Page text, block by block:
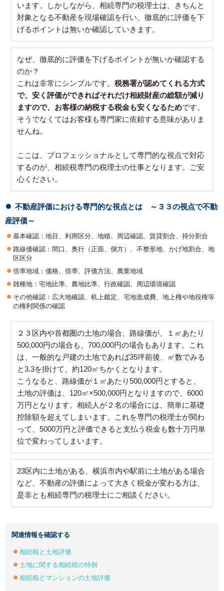
います。しかしながら、相続専門の税理士は、きちんと
対象となる不動産を現場確認を行い、徹底的に評価を下
げるポイントは無いか確認していきます。
なぜ、徹底的に評価を下げるポイントが無いか確認する
のか？
これは非常にシンプルです。 税務署が認めてくれる方式
で、安く評価ができればそれだけ相続財産の総額が減り
ますので、お客様の納税する税金も安くなるためです。
そうでなくてはお客様も専門家に依頼する意味がありま
せんね。
ここは、プロフェッショナルとして専門的な視点で対応
するのが、相続税専門の税理士の仕事となります。ご安
心ください。
不動産評価における専門的な視点とは ～３３の視点で不動
産評価～
基本確認：地目、利用区分、地積、周辺確認、賃貸割合、持分割合
路線価確認：間口、奥行（正面、側方）、不整形地、かげ地割合、地
区区分
倍率地域：価格、倍率、評価方法、農業地域
雑種地：宅地比準、農地比準、行政確認、周辺環境確認
その他確認：広大地確認、机上鑑定、宅地造成費、地上権や地役権等
の権利関係の確認
２３区内や首都圏の土地の場合、路線価が、１㎡あたり
500,000円の場合も、700,000円の場合もあります。これ
は、一般的な戸建の土地であれば35坪前後、㎡数でみる
と3.3を掛けて、約120㎡ちかくとなります。
こうなると、路線価が１㎡あたり500,000円とすると、
土地の評価は、120㎡×500,000円となりますので、6000
万円となります。相続人が２名の場合には、簡単に基礎
控除額を超えてしまいます。これを専門の税理士が関わ
って、5000万円と評価できると支払う税金も数十万円単
位で変わってしまいます。
23区内に土地がある、横浜市内や駅前に土地がある場合
など、不動産の評価によって大きく税金が変わる方は、
是非とも相続専門の税理士にご相談ください。
関連情報を確認する
相続税と土地評価
土地に関する相続税の特例
相続税とマンションの土地評価